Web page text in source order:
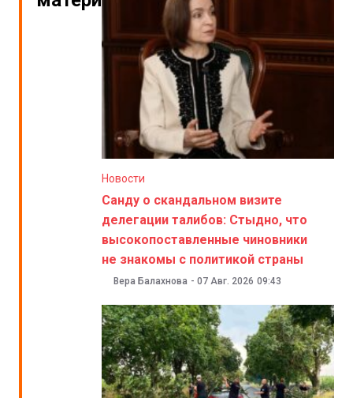
Новости
Санду о скандальном визите
делегации талибов: Стыдно, что
высокопоставленные чиновники
не знакомы с политикой страны
Вера Балахнова - 07 Авг. 2026 09:43